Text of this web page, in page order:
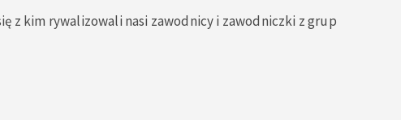
z kim rywalizowali nasi zawodnicy i zawodniczki z grup